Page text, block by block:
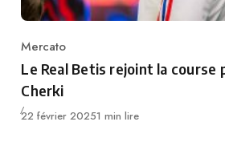
Category
Mercato
Le Real Betis rejoint la course
Cherki
Publié
22 février 20251 min lire